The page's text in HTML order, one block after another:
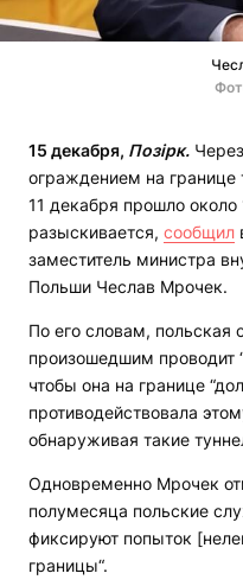
15 декабря, Позірк.
ограждением на границе
11 декабря прошло
разыскивается, сообщил
заместитель министра
Польши Чеслав Мрочек.
По его словам, польская
произошедшим проводит
чтобы она на границе
противодействовала
обнаруживая такие
Одновременно Мрочек
полумесяца польские
фиксируют попыток
границы“.